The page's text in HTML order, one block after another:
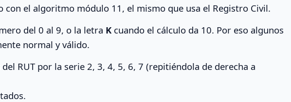
con el algoritmo módulo 11, el mismo que usa el Registro Civil.
del 0 al 9, o la letra K cuando el cálculo da 10. Por eso algunos
normal y válido.
RUT por la serie 2, 3, 4, 5, 6, 7 (repitiéndola de derecha a